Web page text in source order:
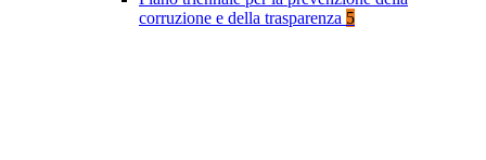
corruzione e della trasparenza 5